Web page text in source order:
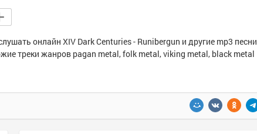
онлайн XIV Dark Centuries - Runibergun и другие mp3 песни
треки жанров pagan metal, folk metal, viking metal, black metal